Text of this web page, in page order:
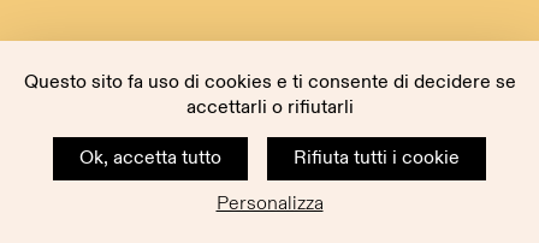
Questo sito fa uso di cookies e ti consente di decidere se
accettarli o rifiutarli
Ok, accetta tutto
Rifiuta tutti i cookie
Personalizza